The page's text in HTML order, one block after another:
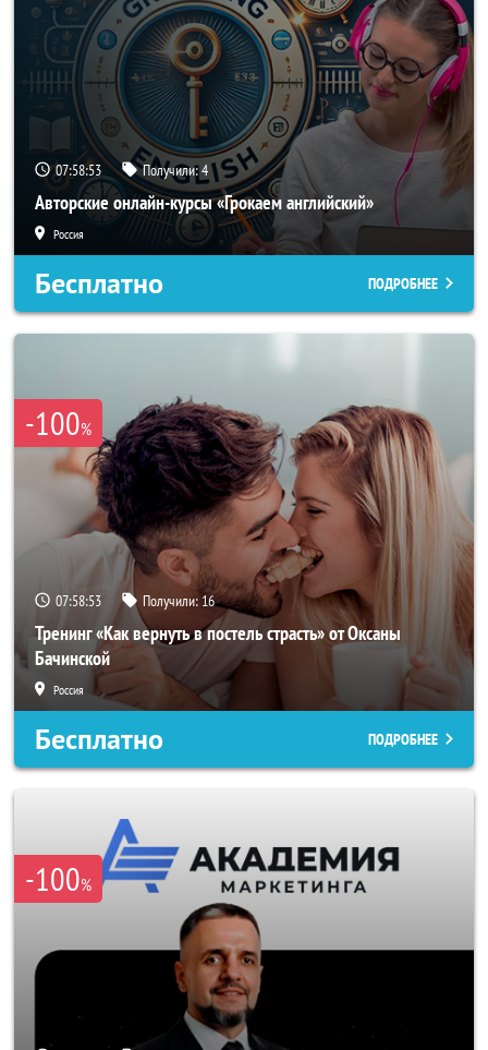
07:58:50 Получили:4
Авторские онлайн-курсы «Грокаем английский»
Россия
Бесплатно ПОДРОБНЕЕ
-100%
07:58:50 Получили: 16
Тренинг «Как вернуть в постель страсть» от Оксаны
Бачинской
Россия
Бесплатно ПОДРОБНЕЕ
-100%